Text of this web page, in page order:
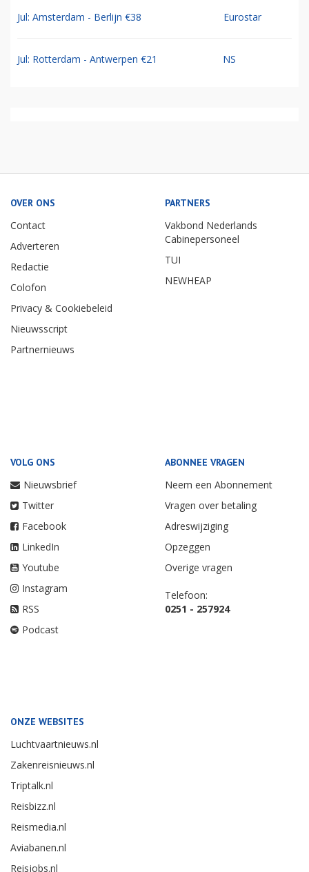
Jul: Amsterdam - Berlijn €38 Eurostar
Jul: Rotterdam - Antwerpen €21 NS
OVER ONS
Contact
Adverteren
Redactie
Colofon
Privacy & Cookiebeleid
Nieuwsscript
Partnernieuws
PARTNERS
Vakbond Nederlands
Cabinepersoneel
TUI
NEWHEAP
VOLG ONS
Nieuwsbrief
Twitter
Facebook
LinkedIn
Youtube
Instagram
RSS
Podcast
ABONNEE VRAGEN
Neem een Abonnement
Vragen over betaling
Adreswijziging
Opzeggen
Overige vragen
Telefoon:
0251 - 257924
ONZE WEBSITES
Luchtvaartnieuws.nl
Zakenreisnieuws.nl
Triptalk.nl
Reisbizz.nl
Reismedia.nl
Aviabanen.nl
Reisjobs.nl